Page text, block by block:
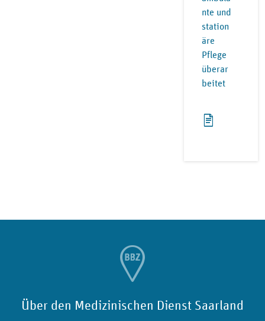
nte und
station
äre
Pflege
überar
beitet
Über den Medizinischen Dienst Saarland